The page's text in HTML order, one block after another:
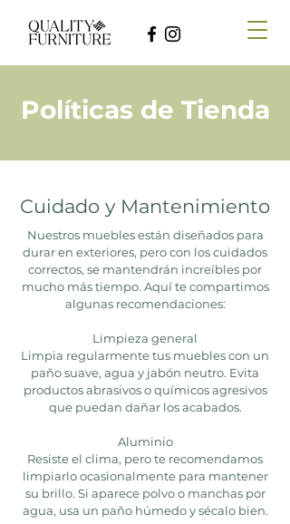
Políticas de Tienda
Cuidado y Mantenimiento
Nuestros muebles están diseñados para
durar en exteriores, pero con los cuidados
correctos, se mantendrán increíbles por
mucho más tiempo. Aquí te compartimos
algunas recomendaciones:​
Limpieza general
Limpia regularmente tus muebles con un
paño suave, agua y jabón neutro. Evita
productos abrasivos o químicos agresivos
que puedan dañar los acabados.
Aluminio
Resiste el clima, pero te recomendamos
limpiarlo ocasionalmente para mantener
su brillo. Si aparece polvo o manchas por
agua, usa un paño húmedo y sécalo bien.